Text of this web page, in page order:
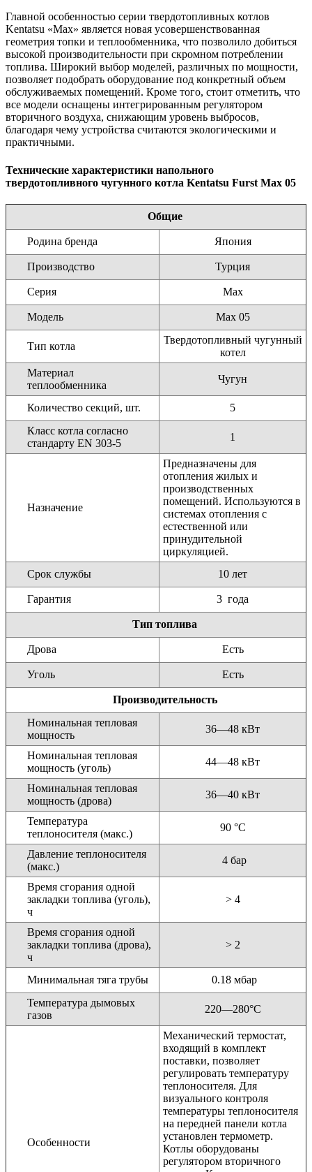
Главной особенностью серии твердотопливных котлов
Kentatsu «Max» является новая усовершенствованная
геометрия топки и теплообменника, что позволило добиться
высокой производительности при скромном потреблении
топлива. Широкий выбор моделей, различных по мощности,
позволяет подобрать оборудование под конкретный объем
обслуживаемых помещений. Кроме того, стоит отметить, что
все модели оснащены интегрированным регулятором
вторичного воздуха, снижающим уровень выбросов,
благодаря чему устройства считаются экологическими и
практичными.
Технические характеристики напольного
твердотопливного чугунного котла Kentatsu Furst Max 05
Общие
Родина бренда Япония
Производство Турция
Серия Max
Модель Max 05
Тип котла
Твердотопливный чугунный
котел
Материал
теплообменника
Чугун
Количество секций, шт.
5
Класс котла согласно
стандарту EN 303-5
1
Назначение
Предназначены для
отопления жилых и
производственных
помещений. Используются в
системах отопления с
естественной или
принудительной
циркуляцией.
Срок службы
10 лет
Гарантия 3 года
Тип топлива
Дрова Есть
Уголь Есть
Производительность
Номинальная тепловая
мощность
36—48 кВт
Номинальная тепловая
мощность (уголь)
44—48 кВт
Номинальная тепловая
мощность (дрова)
36—40 кВт
Температура
теплоносителя (макс.)
90 °С
Давление теплоносителя
(макс.)
4 бар
Время сгорания одной
закладки топлива (уголь),
ч
> 4
Время сгорания одной
закладки топлива (дрова),
ч
> 2
Минимальная тяга трубы
0.18 мбар
Температура дымовых
газов
220—280°C
Особенности
Механический термостат,
входящий в комплект
поставки, позволяет
регулировать температуру
теплоносителя. Для
визуального контроля
температуры теплоносителя
на передней панели котла
установлен термометр.
Котлы оборудованы
регулятором вторичного